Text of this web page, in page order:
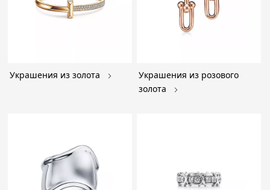
Украшения из золота
Украшения из розового
золота